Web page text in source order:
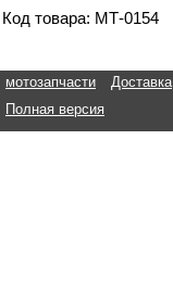
Код товара: МТ-0154
мотозапчасти Доставка
Полная версия